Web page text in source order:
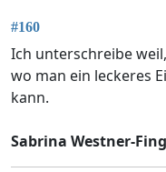
#160
Ich unterschreibe
wo man ein leckeres
kann.
Sabrina Westner-